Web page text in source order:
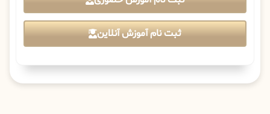
ثبت نام آموزش آنلاین